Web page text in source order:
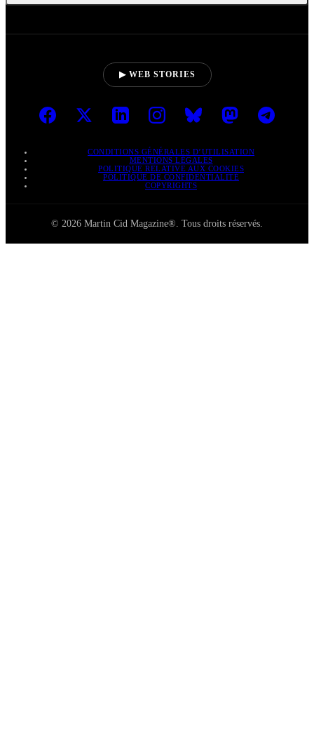
▶ WEB STORIES
CONDITIONS GÉNÉRALES D’UTILISATION
MENTIONS LÉGALES
POLITIQUE RELATIVE AUX COOKIES
POLITIQUE DE CONFIDENTIALITÉ
COPYRIGHTS
© 2026 Martin Cid Magazine®. Tous droits réservés.